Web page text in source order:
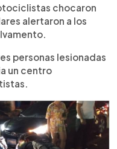
chocaron
alertaron a los
personas lesionadas
un centro